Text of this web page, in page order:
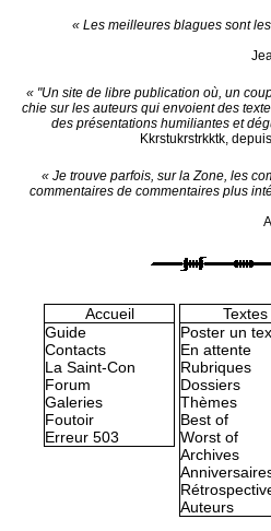
« Les meilleures blagues sont
« "Un site de libre publication où, un
chie sur les auteurs qui envoient des
des présentations humiliantes et
Kkrstukrstrkktk,
« Je trouve parfois, sur la Zone, les
commentaires de commentaires plus
Accueil
Guide
Contacts
La Saint-Con
Forum
Galeries
Foutoir
Erreur 503
Textes
Poster un
En attente
Rubriques
Dossiers
Thèmes
Best of
Worst of
Archives
Auteurs